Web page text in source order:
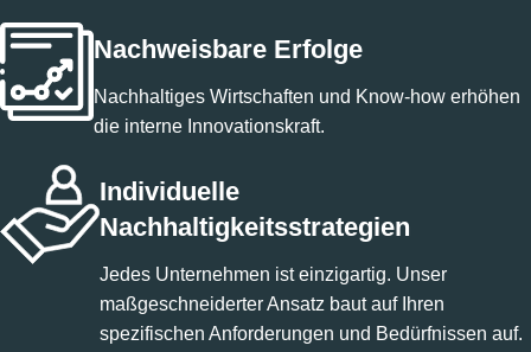
Nachweisbare Erfolge
Nachhaltiges Wirtschaften und Know-how erhöhen
die interne Innovationskraft.
Individuelle
Nachhaltigkeitsstrategien
Jedes Unternehmen ist einzigartig. Unser
maßgeschneiderter Ansatz baut auf Ihren
spezifischen Anforderungen und Bedürfnissen auf.